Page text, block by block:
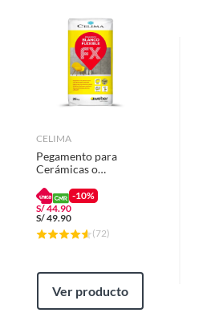
Pisos y revestimientos
CELIMA
Pegamento para
Cerámicas o
Blanco Flexible 25kg
-10%
S/44.90
S/49.90
(72)
Ver producto